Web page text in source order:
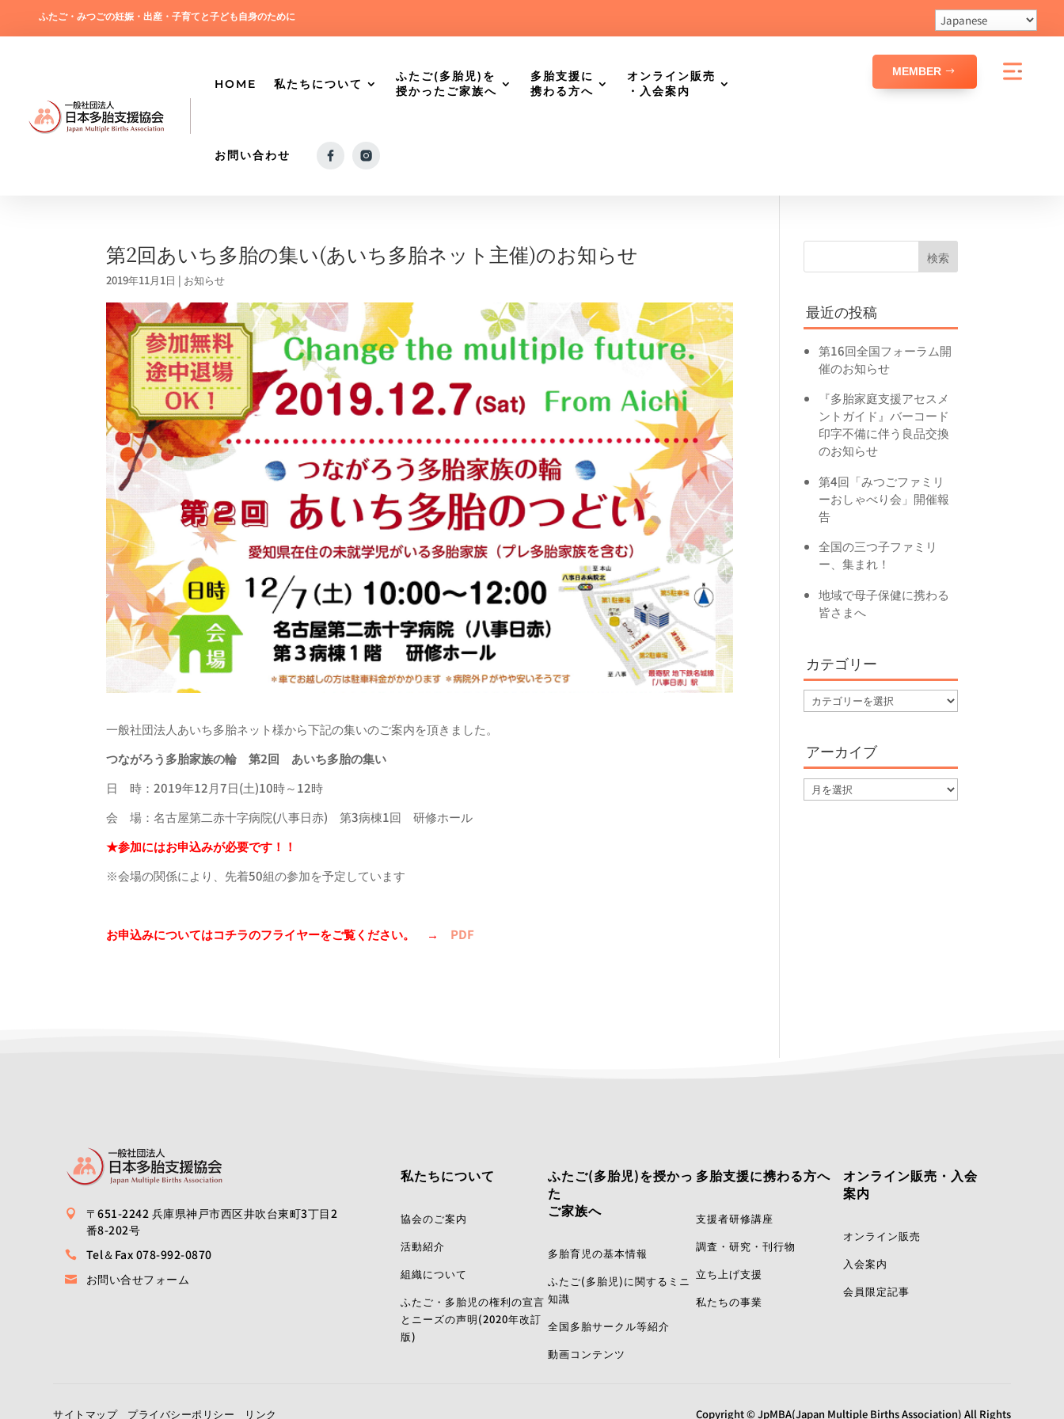
ふたご・みつごの妊娠・出産・子育てと子ども自身のために
HOME 私たちについて
ふたご(多胎児)を
授かったご家族へ
多胎支援に
携わる方へ
オンライン販売
・入会案内
お問い合わせ
MEMBER
第2回あいち多胎の集い(あいち多胎ネット主催)のお知らせ
2019年11月1日 | お知らせ
一般社団法人あいち多胎ネット様から下記の集いのご案内を頂きました。
つながろう多胎家族の輪第2回 あいち多胎の集い
日 時：2019年12月7日(土)10時～12時
会 場：名古屋第二赤十字病院(八事日赤) 第3病棟1回 研修ホール
★参加にはお申込みが必要です！！
※会場の関係により、先着50組の参加を予定しています
お申込みについてはコチラのフライヤーをご覧ください。 → PDF
最近の投稿
第16回全国フォーラム開
催のお知らせ
『多胎家庭支援アセスメ
ントガイド』バーコード
印字不備に伴う良品交換
のお知らせ
第4回「みつごファミリ
ーおしゃべり会」開催報
告
全国の三つ子ファミリ
ー、集まれ！
地域で母子保健に携わる
皆さまへ
カテゴリー
カ
テ
リ
ー
アーカイブ
ア
ー

〒651-2242 兵庫県神戸市西区井吹台東町3丁目2
番8-202号
 Tel＆Fax 078-992-0870
 お問い合せフォーム
私たちについて
協会のご案内
活動紹介
組織について
ふたご・多胎児の権利の宣言
とニーズの声明(2020年改訂
版)
ふたご(多胎児)を授かっ
た
ご家族へ
多胎育児の基本情報
ふたご(多胎児)に関するミニ
知識
全国多胎サークル等紹介
動画コンテンツ
多胎支援に携わる方へ
支援者研修講座
調査・研究・刊行物
立ち上げ支援
私たちの事業
オンライン販売・入会
案内
オンライン販売
入会案内
会員限定記事
サイトマップ プライバシーポリシー リンク Copyright © JpMBA(Japan Multiple Births Association) All Rights